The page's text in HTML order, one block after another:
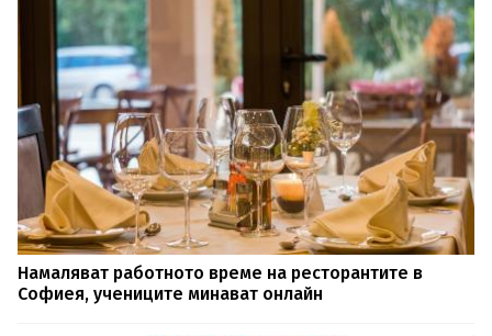
Намаляват работното време на ресторантите в
Софиея, учениците минават онлайн